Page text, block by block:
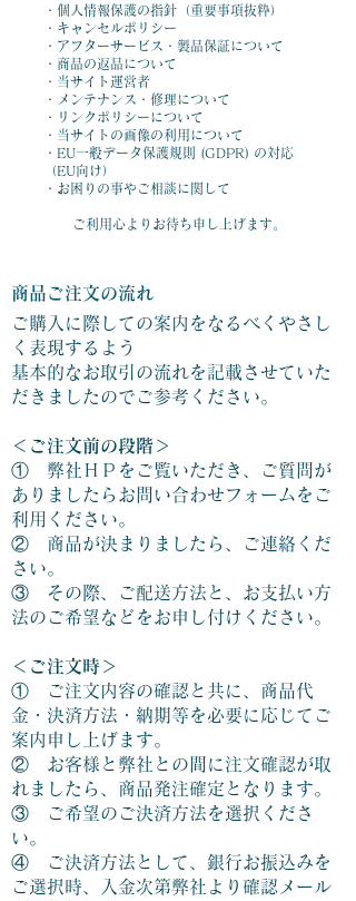
・個人情報保護の指針（重要事項抜粋）
・キャンセルポリシー
・アフターサービス・製品保証について
・商品の返品について
​・当サイト運営者
・メンテナンス・修理について
・リンクポリシーについて
・当サイトの画像の利用について
・EU一般データ保護規則 (GDPR) の対応
（EU向け）
・お困りの事やご相談に関して
ご利用心よりお待ち申し上げます。
商品ご注文の流れ
ご購入に際しての案内をなるべくやさし
く表現するよう
基本的なお取引の流れを記載させていた
だきましたのでご参考ください。
＜ご注文前の段階＞
① 弊社ＨＰをご覧いただき、ご質問が
ありましたらお問い合わせフォームをご
利用ください。
② 商品が決まりましたら、ご連絡くだ
さい。
③ その際、ご配送方法と、お支払い方
法のご希望などをお申し付けください。
＜ご注文時＞
① ご注文内容の確認と共に、商品代
金・決済方法・納期等を必要に応じてご
案内申し上げます。
② お客様と弊社との間に注文確認が取
れましたら、商品発注確定となります。
③ ご希望のご決済方法を選択くださ
い。
④ ご決済方法として、銀行お振込みを
ご選択時、入金次第弊社より確認メール